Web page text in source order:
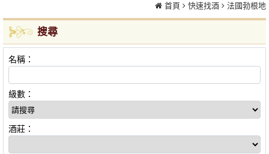
首頁 快速找酒 法國勃根地
搜尋
名稱：
級數：
酒莊：